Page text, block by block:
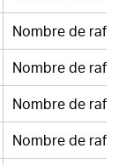
Nombre de
Nombre de
Nombre de
Nombre de